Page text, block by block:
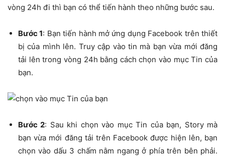
vòng 24h đi thì bạn có thể tiến hành theo những bước sau.
Bước 1: Bạn tiến hành mở ứng dụng Facebook trên thiết
bị của mình lên. Truy cập vào tin mà bạn vừa mới đăng
tải lên trong vòng 24h bằng cách chọn vào mục Tin của
bạn.
Bước 2: Sau khi chọn vào mục Tin của bạn, Story mà
bạn vừa mới đăng tải trên Facebook được hiện lên, bạn
chọn vào dấu 3 chấm nằm ngang ở phía trên bên phải.